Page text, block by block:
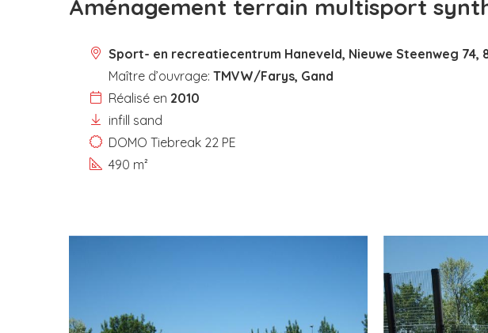
Aménagement terrain multisport
Sport- en recreatiecentrum Haneveld, Nieuwe Steenweg 74,
Maître d’ouvrage: TMVW/Farys, Gand
Réalisé en 2010
infill sand
DOMO Tiebreak 22 PE
490 m²